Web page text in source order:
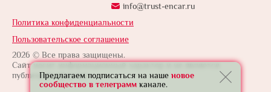
Политика конфиденциальности
Пользовательское соглашение
2026 © Все права защищены.
Сайт носит информационный характер и не является
публичной офертой.
info@trust-encar.ru
Предлагаем подписаться на наше новое
сообщество в телеграмм канале.